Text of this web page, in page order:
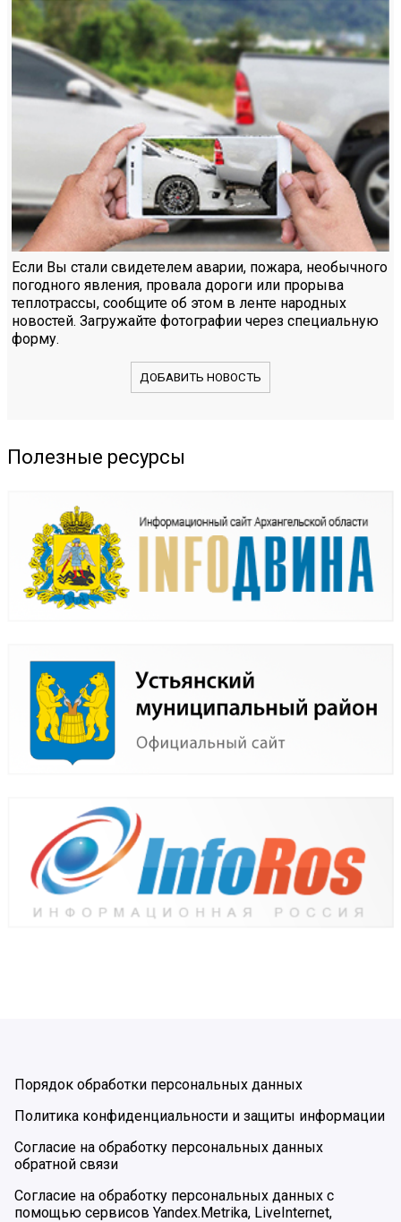
Если Вы стали свидетелем аварии, пожара, необычного
погодного явления, провала дороги или прорыва
теплотрассы, сообщите об этом в ленте народных
новостей. Загружайте фотографии через специальную
форму.
ДОБАВИТЬ НОВОСТЬ
Полезные ресурсы
Порядок обработки персональных данных
Политика конфиденциальности и защиты информации
Согласие на обработку персональных данных
обратной связи
Согласие на обработку персональных данных с
помощью сервисов Yandex.Metrika, LiveInternet,